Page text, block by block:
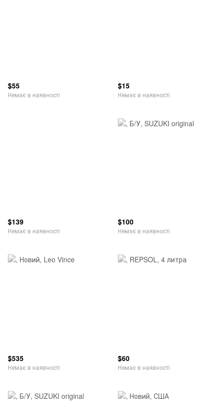
$55
Немає в наявності
$15
Немає в наявності
$139
Немає в наявності
$100
Немає в наявності
$535
Немає в наявності
$60
Немає в наявності